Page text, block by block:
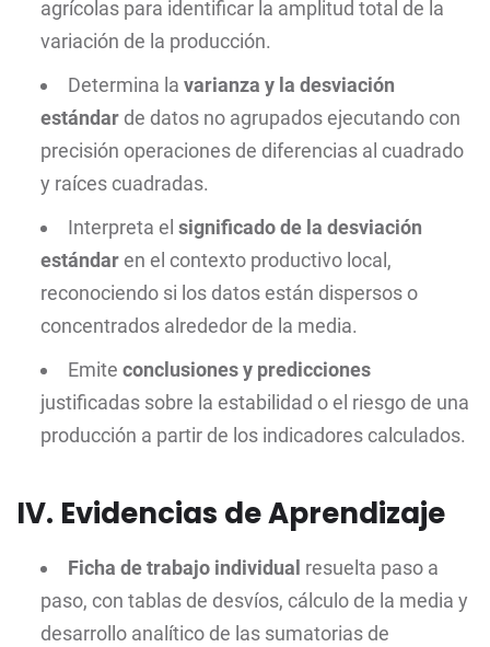
agrícolas para identificar la amplitud total de la
variación de la producción.
Determina la varianza y la desviación
estándar de datos no agrupados ejecutando con
precisión operaciones de diferencias al cuadrado
y raíces cuadradas.
Interpreta el significado de la desviación
estándaren el contexto productivo local,
reconociendo si los datos están dispersos o
concentrados alrededor de la media.
Emite conclusiones y predicciones
justificadas sobre la estabilidad o el riesgo de una
producción a partir de los indicadores calculados.
IV. Evidencias de Aprendizaje
Ficha de trabajo individual resuelta paso a
paso, con tablas de desvíos, cálculo de la media y
desarrollo analítico de las sumatorias de